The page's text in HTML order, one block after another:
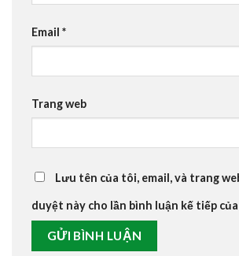
Email *
Trang web
Lưu tên của tôi, email, và trang
duyệt này cho lần bình luận kế tiếp